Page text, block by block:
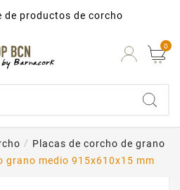
de productos de corcho
0
Placas de corcho de grano
grano medio 915x610x15 mm